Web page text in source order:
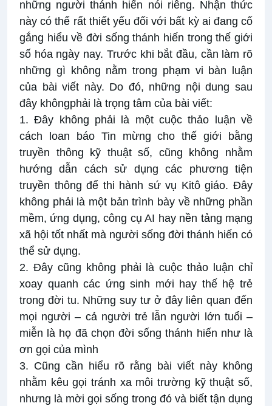
những người thánh hiến nói riêng. Nhận thức
này có thể rất thiết yếu đối với bất kỳ ai đang cố
gắng hiểu về đời sống thánh hiến trong thế giới
số hóa ngày nay. Trước khi bắt đầu, cần làm rõ
những gì không nằm trong phạm vi bàn luận
của bài viết này. Do đó, những nội dung sau
đây khôngphải là trọng tâm của bài viết:
1. Đây không phải là một cuộc thảo luận về
cách loan báo Tin mừng cho thế giới bằng
truyền thông kỹ thuật số, cũng không nhằm
hướng dẫn cách sử dụng các phương tiện
truyền thông để thi hành sứ vụ Kitô giáo. Đây
không phải là một bản trình bày về những phần
mềm, ứng dụng, công cụ AI hay nền tảng mạng
xã hội tốt nhất mà người sống đời thánh hiến có
thể sử dụng.
2. Đây cũng không phải là cuộc thảo luận chỉ
xoay quanh các ứng sinh mới hay thế hệ trẻ
trong đời tu. Những suy tư ở đây liên quan đến
mọi người – cả người trẻ lẫn người lớn tuổi –
miễn là họ đã chọn đời sống thánh hiến như là
ơn gọi của mình
3. Cũng cần hiểu rõ rằng bài viết này không
nhằm kêu gọi tránh xa môi trường kỹ thuật số,
nhưng là mời gọi sống trong đó và biết tận dụng